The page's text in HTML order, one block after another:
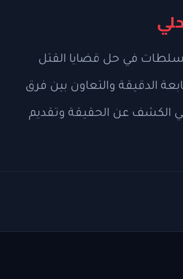
في حل قضايا القتل
الدقيقة والتعاون بين فرق
في الكشف عن الحقيقة وتقديم